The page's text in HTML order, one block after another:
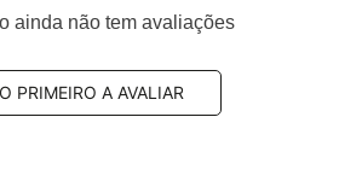
99735193804, 99735193806,
ainda não tem avaliações
PRIMEIRO A AVALIAR